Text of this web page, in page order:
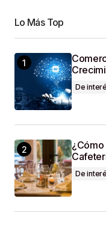
Your Name*
Your E-Mail
Web En Este
Que Haga Un
SUBMIT
Lo Más Top
De
¿Cómo
De